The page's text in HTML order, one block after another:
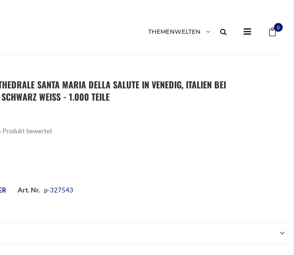
0
THEMENWELTEN
SANTA MARIA DELLA SALUTE IN VENEDIG, ITALIEN BEI
WEISS - 1.000 TEILE
Produkt bewertet
Art. Nr. p-327543